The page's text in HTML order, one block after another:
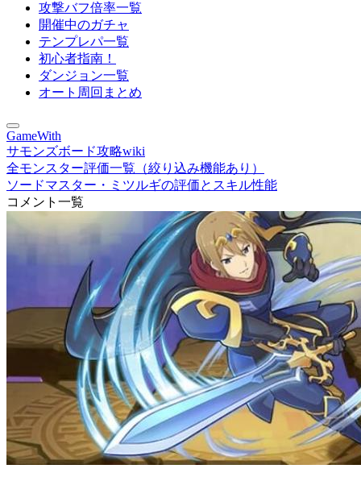
攻撃バフ倍率一覧
開催中のガチャ
テンプレパ一覧
初心者指南！
ダンジョン一覧
オート周回まとめ
GameWith
サモンズボード攻略wiki
全モンスター評価一覧（絞り込み機能あり）
ソードマスター・ミツルギの評価とスキル性能
コメント一覧